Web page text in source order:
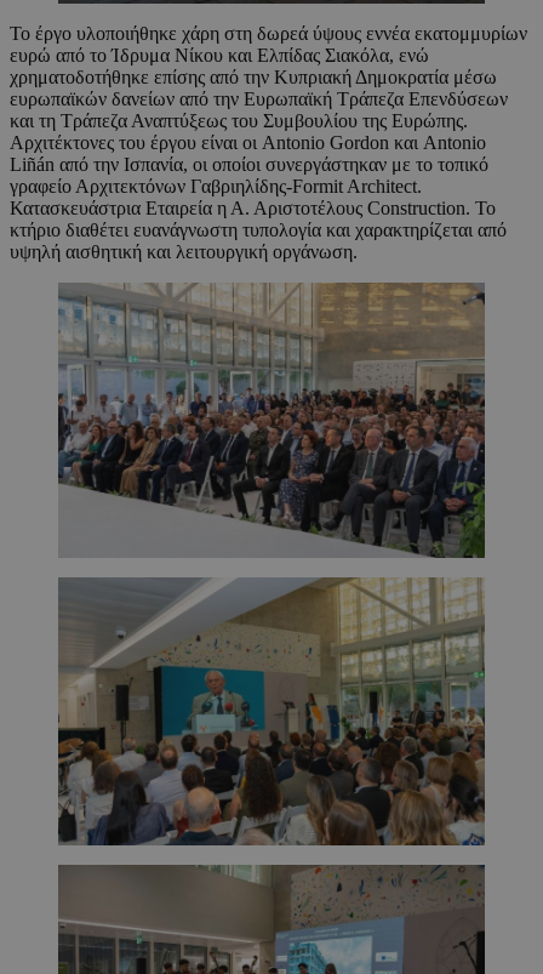
Το έργο υλοποιήθηκε χάρη στη δωρεά ύψους εννέα εκατομμυρίων
ευρώ από το Ίδρυμα Νίκου και Ελπίδας Σιακόλα, ενώ
χρηματοδοτήθηκε επίσης από την Κυπριακή Δημοκρατία μέσω
ευρωπαϊκών δανείων από την Ευρωπαϊκή Τράπεζα Επενδύσεων
και τη Τράπεζα Αναπτύξεως του Συμβουλίου της Ευρώπης.
Αρχιτέκτονες του έργου είναι οι Antonio Gordon και Antonio
Liñán από την Ισπανία, οι οποίοι συνεργάστηκαν με το τοπικό
γραφείο Αρχιτεκτόνων Γαβριηλίδης-Formit Architect.
Κατασκευάστρια Εταιρεία η Α. Αριστοτέλους Construction. Το
κτήριο διαθέτει ευανάγνωστη τυπολογία και χαρακτηρίζεται από
υψηλή αισθητική και λειτουργική οργάνωση.